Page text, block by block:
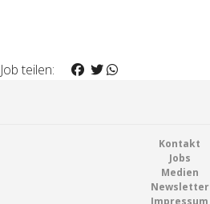
Job teilen:
Kontakt
Jobs
Medien
Newsletter
Impressum